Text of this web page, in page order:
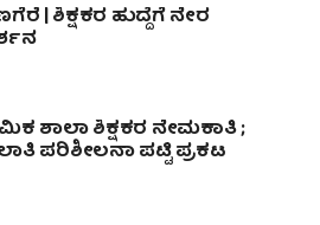
| ಶಿಕ್ಷಕರ ಹುದ್ದೆಗೆ ನೇರ
ಶಾಲಾ ಶಿಕ್ಷಕರ ನೇಮಕಾತಿ ;
ಪರಿಶೀಲನಾ ಪಟ್ಟಿ ಪ್ರಕಟ